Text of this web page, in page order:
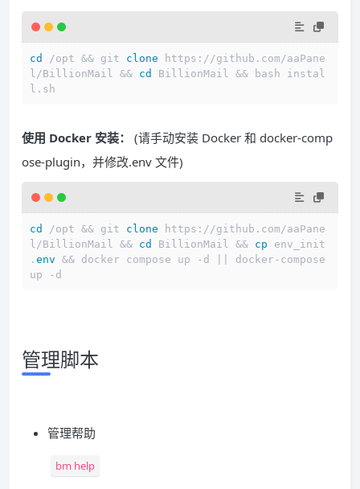
cd /opt && git clone https://github.com/aaPane
l/BillionMail && cd
BillionMail && bash instal
l.sh
使用 Docker 安装：
(请手动安装 Docker 和 docker-comp
ose-plugin，并修改.env 文件)
cd /opt && git clone https://github.com/aaPane
l/BillionMail && cd BillionMail && cp env_init
. env && docker compose up -d || docker-compose
up -d
管理脚本
管理帮助
bm help